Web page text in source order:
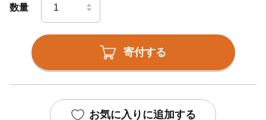
数量
寄付する
お気に入りに追加する